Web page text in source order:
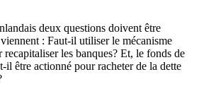
deux questions doivent être
: Faut-il utiliser le mécanisme
les banques? Et, le fonds de
il être actionné pour racheter de la dette